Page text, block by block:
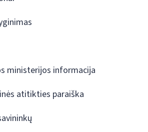
ministerijos informacija
atitikties paraiška